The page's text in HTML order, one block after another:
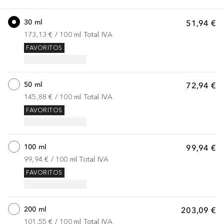
51,94 €
30 ml
173,13 € / 100 ml Total IVA
FAVORITOS
72,94 €
50 ml
145,88 € / 100 ml Total IVA
FAVORITOS
99,94 €
100 ml
99,94 € / 100 ml Total IVA
FAVORITOS
203,09 €
200 ml
101,55 € / 100 ml Total IVA